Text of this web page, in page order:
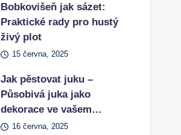
Bobkovišeň jak sázet:
Praktické rady pro hustý
živý plot
15 června, 2025
Jak pěstovat juku –
Působivá juka jako
dekorace ve vašem…
16 června, 2025